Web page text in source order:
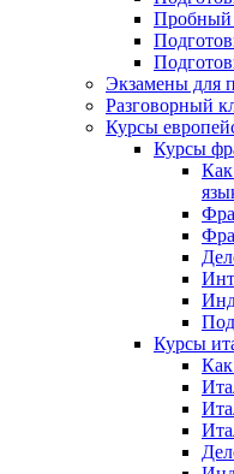
Пробный
Экзамены для
Разговорный
Курсы
Курсы
Курсы
Как